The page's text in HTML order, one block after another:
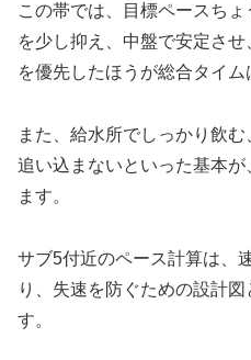
この帯では、目標ペースち
を少し抑え、中盤で安定さ
を優先したほうが総合タイム
また、給水所でしっかり飲
追い込まないといった基本
ます。
サブ5付近のペース計算は、
り、失速を防ぐための設計
す。